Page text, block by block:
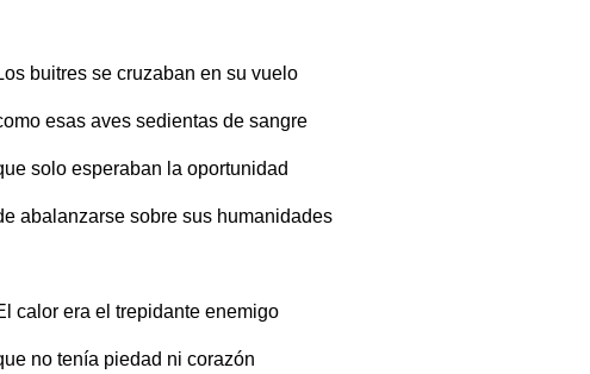
buitres se cruzaban en su vuelo
esas aves sedientas de sangre
solo esperaban la oportunidad
abalanzarse sobre sus humanidades
calor era el trepidante enemigo
no tenía piedad ni corazón